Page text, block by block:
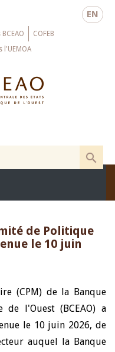
EN
COFEB
l'UEMOA
de Politique
le 10 juin
(CPM) de la Banque
l'Ouest (BCEAO) a
le 10 juin 2026, de
auquel la Banque